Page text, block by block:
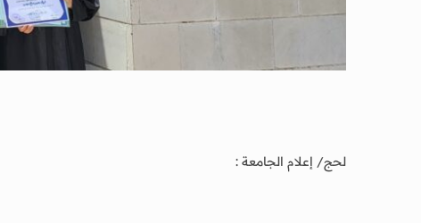
لحج/ إعلام الجامعة :